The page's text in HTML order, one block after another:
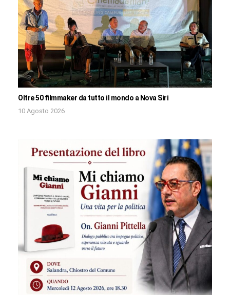
Oltre 50 filmmaker da tutto il mondo a Nova Siri
10 Agosto 2026